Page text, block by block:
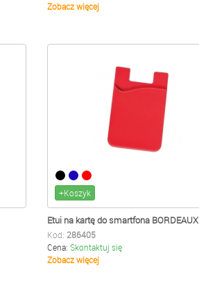
Zobacz więcej
+Koszyk
Etui na kartę do smartfona BORDEAUX
Kod: 286405
Cena: Skontaktuj się
Zobacz więcej